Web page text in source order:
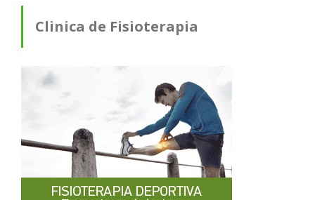
Clinica de Fisioterapia